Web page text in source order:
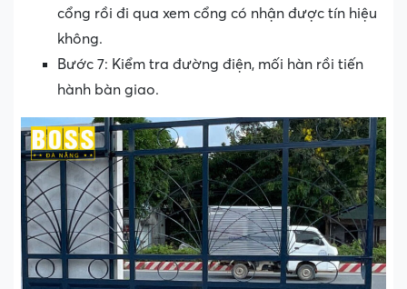
cổng rồi đi qua xem cổng có nhận được tín hiệu
không.
Bước 7: Kiểm tra đường điện, mối hàn rồi tiến
hành bàn giao.